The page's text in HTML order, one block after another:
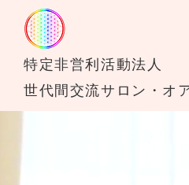
特定非営利活動法人
世代間交流サロン・オ